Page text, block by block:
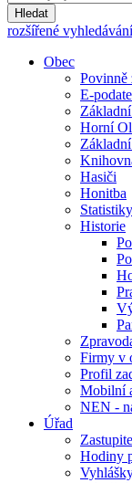
Hledat
rozšířené vyhledávání
Obec
Povinně
E-
Horní
Hasiči
Honitba
Statistiky
Historie
Firmy v
Profil
Mobilní
NEN -
Úřad
Hodiny